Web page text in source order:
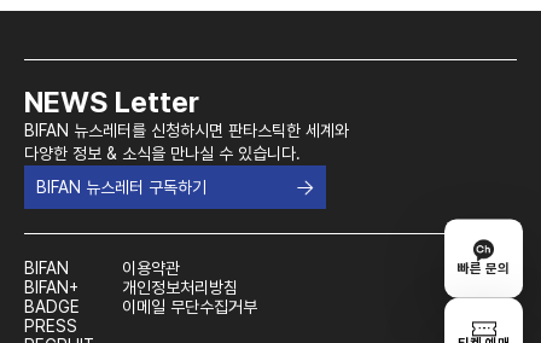
빠른 문의
NEWS Letter
BIFAN 뉴스레터를 신청하시면 판타스틱한 세계와
다양한 정보 & 소식을 만나실 수 있습니다.
BIFAN 뉴스레터 구독하기
BIFAN
BIFAN+
BADGE
PRESS
이용약관
개인정보처리방침
이메일 무단수집거부